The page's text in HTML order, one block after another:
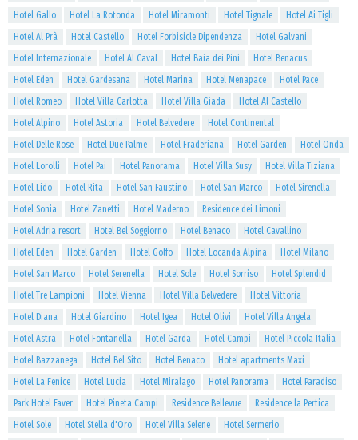
Hotel Gallo
Hotel La Rotonda Hotel Miramonti Hotel Tignale
Hotel Ai Tigli
Hotel Al Prà
Hotel Castello Hotel Forbisicle Dipendenza
Hotel Galvani
Hotel Internazionale
Hotel Al Caval Hotel Baia dei Pini
Hotel Benacus
Hotel Eden
Hotel Gardesana Hotel Marina Hotel Menapace
Hotel Pace
Hotel Romeo
Hotel Villa Carlotta Hotel Villa Giada
Hotel Al Castello
Hotel Alpino
Hotel Astoria Hotel Belvedere
Hotel Continental
Hotel Delle Rose
Hotel Due Palme Hotel Fraderiana Hotel Garden
Hotel Onda
Hotel Lorolli
Hotel Pai Hotel Panorama Hotel Villa Susy
Hotel Villa Tiziana
Hotel Lido
Hotel Rita Hotel San Faustino Hotel San Marco
Hotel Sirenella
Hotel Sonia
Hotel Zanetti Hotel Maderno
Residence dei Limoni
Hotel Adria resort
Hotel Bel Soggiorno Hotel Benaco
Hotel Cavallino
Hotel Eden
Hotel Garden Hotel Golfo Hotel Locanda Alpina
Hotel Milano
Hotel San Marco
Hotel Serenella Hotel Sole Hotel Sorriso
Hotel Splendid
Hotel Tre Lampioni
Hotel Vienna Hotel Villa Belvedere
Hotel Vittoria
Hotel Diana
Hotel Giardino Hotel Igea Hotel Olivi
Hotel Villa Angela
Hotel Astra
Hotel Fontanella Hotel Garda Hotel Campi
Hotel Piccola Italia
Hotel Bazzanega
Hotel Bel Sito Hotel Benaco
Hotel apartments Maxi
Hotel La Fenice
Hotel Lucia Hotel Miralago Hotel Panorama
Hotel Paradiso
Park Hotel Faver
Hotel Pineta Campi Residence Bellevue
Residence la Pertica
Hotel Sole
Hotel Stella d'Oro Hotel Villa Selene
Hotel Sermerio